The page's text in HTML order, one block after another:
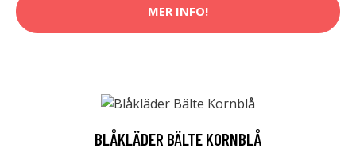
MER INFO!
BLÅKLÄDER BÄLTE KORNBLÅ